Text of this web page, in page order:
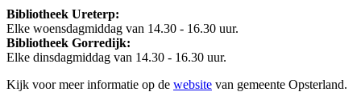
Bibliotheek Ureterp:
Elke woensdagmiddag van 14.30 - 16.30 uur.
Bibliotheek Gorredijk:
Elke dinsdagmiddag van 14.30 - 16.30 uur.
Kijk voor meer informatie op de website van gemeente Opsterland.